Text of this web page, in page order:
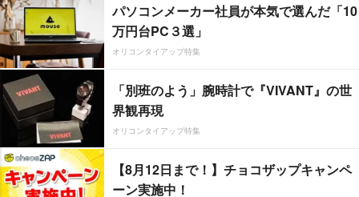
パソコンメーカー社員が本気で選んだ「10
万円台PC３選」
オリコンタイアップ特集
「別班のよう」腕時計で『VIVANT』の世
界観再現
オリコンタイアップ特集
【8月12日まで！】チョコザップキャンペ
ーン実施中！